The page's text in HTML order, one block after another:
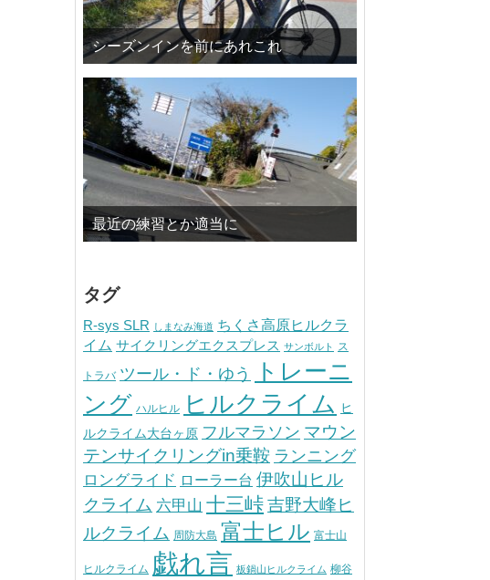
シーズンインを前にあれこれ
最近の練習とか適当に
タグ
R-sys SLR しまなみ海道 ちくさ高原ヒルクラ
イム サイクリングエクスプレス サンボルト ス
トラバ ツール・ド・ゆう
トレーニ
ング ハルヒル ヒルクライム ヒ
ルクライム大台ヶ原 フルマラソン マウン
テンサイクリングin乗鞍 ランニング
ロングライド ローラー台 伊吹山ヒル
クライム 六甲山 十三峠吉野大峰ヒ
ルクライム 周防大島 富士ヒル 富士山
ヒルクライム 戯れ言 板鍋山ヒルクライム 柳谷